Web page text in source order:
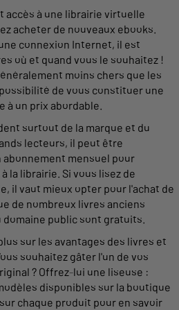
accès à une librairie virtuelle
acheter de nouveaux ebooks.
connexion Internet, il est
où et quand vous le souhaitez !
moins chers que les
possibilité de vous constituer une
à un prix abordable.
surtout de la marque et du
lecteurs, il peut être
mensuel pour
la librairie. Si vous lisez de
il vaut mieux opter pour l'achat de
de nombreux livres anciens
public sont gratuits.
sur les avantages des livres et
souhaitez gâter l'un de vos
? Offrez-lui une liseuse :
disponibles sur la boutique
sur chaque produit pour en savoir